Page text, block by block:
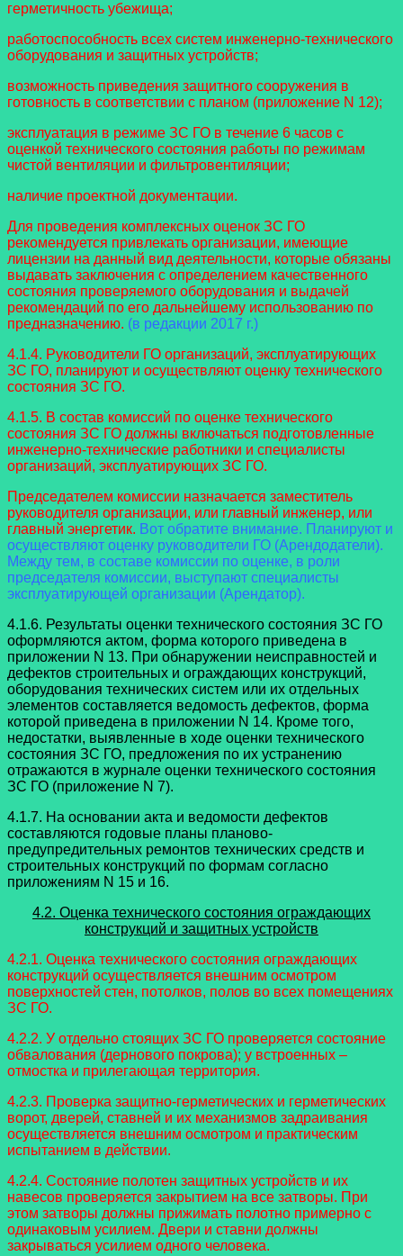
герметичность убежища;
работоспособность всех систем инженерно-технического
оборудования и защитных устройств;
возможность приведения защитного сооружения в
готовность в соответствии с планом (приложение N 12);
эксплуатация в режиме ЗС ГО в течение 6 часов с
оценкой технического состояния работы по режимам
чистой вентиляции и фильтровентиляции;
наличие проектной документации.
Для проведения комплексных оценок ЗС ГО
рекомендуется привлекать организации, имеющие
лицензии на данный вид деятельности, которые обязаны
выдавать заключения с определением качественного
состояния проверяемого оборудования и выдачей
рекомендаций по его дальнейшему использованию по
предназначению. (в редакции 2017 г.)
4.1.4. Руководители ГО организаций, эксплуатирующих
ЗС ГО, планируют и осуществляют оценку технического
состояния ЗС ГО.
4.1.5. В состав комиссий по оценке технического
состояния ЗС ГО должны включаться подготовленные
инженерно-технические работники и специалисты
организаций, эксплуатирующих ЗС ГО.
Председателем комиссии назначается заместитель
руководителя организации, или главный инженер, или
главный энергетик. Вот обратите внимание. Планируют и
осуществляют оценку руководители ГО (Арендодатели).
Между тем, в составе комиссии по оценке, в роли
председателя комиссии, выступают специалисты
эксплуатирующей организации (Арендатор).
4.1.6. Результаты оценки технического состояния ЗС ГО
оформляются актом, форма которого приведена в
приложении N 13. При обнаружении неисправностей и
дефектов строительных и ограждающих конструкций,
оборудования технических систем или их отдельных
элементов составляется ведомость дефектов, форма
которой приведена в приложении N 14. Кроме того,
недостатки, выявленные в ходе оценки технического
состояния ЗС ГО, предложения по их устранению
отражаются в журнале оценки технического состояния
ЗС ГО (приложение N 7).
4.1.7. На основании акта и ведомости дефектов
составляются годовые планы планово-
предупредительных ремонтов технических средств и
строительных конструкций по формам согласно
приложениям N 15 и 16.
4.2. Оценка технического состояния ограждающих
конструкций и защитных устройств
4.2.1. Оценка технического состояния ограждающих
конструкций осуществляется внешним осмотром
поверхностей стен, потолков, полов во всех помещениях
ЗС ГО.
4.2.2. У отдельно стоящих ЗС ГО проверяется состояние
обвалования (дернового покрова); у встроенных –
отмостка и прилегающая территория.
4.2.3. Проверка защитно-герметических и герметических
ворот, дверей, ставней и их механизмов задраивания
осуществляется внешним осмотром и практическим
испытанием в действии.
4.2.4. Состояние полотен защитных устройств и их
навесов проверяется закрытием на все затворы. При
этом затворы должны прижимать полотно примерно с
одинаковым усилием. Двери и ставни должны
закрываться усилием одного человека.